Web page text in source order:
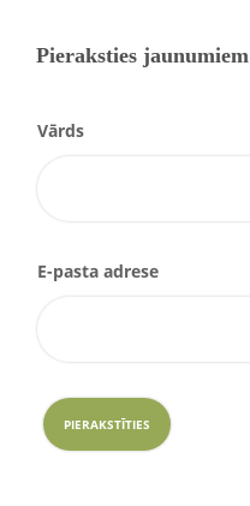
Pieraksties jaunumiem
Vārds
E-pasta adrese